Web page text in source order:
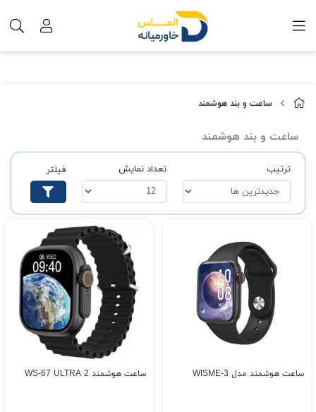
ساعت و بند هوشمند
ساعت و بند هوشمند
ترتیب تعداد نمایش فیلتر
ساعت هوشمند مدل WISME-3 ساعت هوشمند WS-67 ULTRA 2